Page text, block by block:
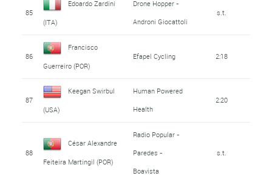
85
Edoardo Zardini
(ITA)
Drone Hopper -
Androni Giocattoli
s.t.
86
Francisco
Guerreiro (POR)
Efapel Cycling 2:18
87
Keegan Swirbul
(USA)
Human Powered
Health
2:20
88
César Alexandre
Feiteira Martingil (POR)
Radio Popular -
Paredes -
Boavista
s.t.